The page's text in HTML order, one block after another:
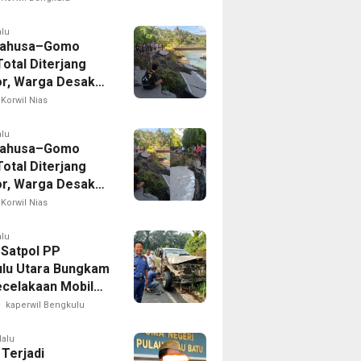
Diterjang
Warga Desak
Nias Selatan
Korwil Nias
Diterjang
Warga Desak
Nias Selatan
Korwil Nias
PP
Utara Bungkam
Mobil
Dikemudikan
kaperwil Bengkulu
Terjadi